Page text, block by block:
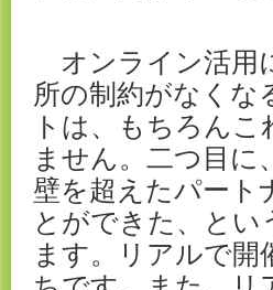
オンライン活用
所の制約がなくな
トは、もちろんこ
ません。二つ目に
壁を超えたパート
とができた、とい
ます。リアルで開